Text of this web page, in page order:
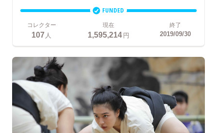
FUNDED
コレクター
107 人
現在
1,595,214円
終了
2019/09/30